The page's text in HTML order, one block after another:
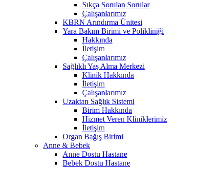
Sıkça Sorulan Sorular
Çalışanlarımız
KBRN Arındırma Ünitesi
Yara Bakım Birimi ve Polikliniği
Hakkında
İletişim
Çalışanlarımız
Sağlıklı Yaş Alma Merkezi
Klinik Hakkında
İletişim
Çalışanlarımız
Uzaktan Sağlık Sistemi
Birim Hakkında
Hizmet Veren Kliniklerimiz
İletişim
Organ Bağış Birimi
Anne & Bebek
Anne Dostu Hastane
Bebek Dostu Hastane